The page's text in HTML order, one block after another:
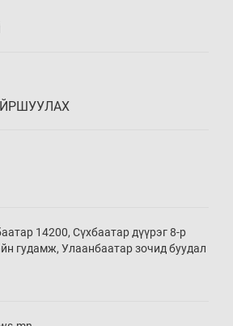
14 цаг 00 мин
13 цаг 30 мин
14200, Сүхбаатар дүүрэг 8-р
гудамж, Улаанбаатар зочид буудал